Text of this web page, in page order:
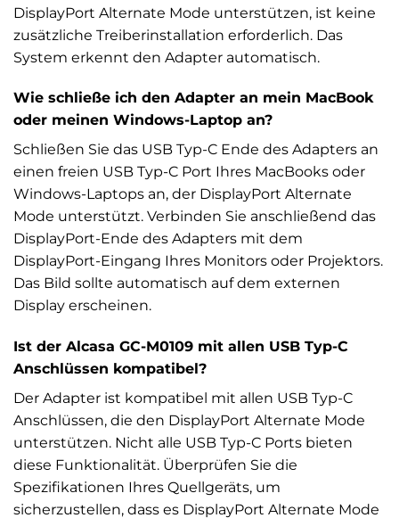
DisplayPort Alternate Mode unterstützen, ist keine
zusätzliche Treiberinstallation erforderlich. Das
System erkennt den Adapter automatisch.
Wie schließe ich den Adapter an mein MacBook
oder meinen Windows-Laptop an?
Schließen Sie das USB Typ-C Ende des Adapters an
einen freien USB Typ-C Port Ihres MacBooks oder
Windows-Laptops an, der DisplayPort Alternate
Mode unterstützt. Verbinden Sie anschließend das
DisplayPort-Ende des Adapters mit dem
DisplayPort-Eingang Ihres Monitors oder Projektors.
Das Bild sollte automatisch auf dem externen
Display erscheinen.
Ist der Alcasa GC-M0109 mit allen USB Typ-C
Anschlüssen kompatibel?
Der Adapter ist kompatibel mit allen USB Typ-C
Anschlüssen, die den DisplayPort Alternate Mode
unterstützen. Nicht alle USB Typ-C Ports bieten
diese Funktionalität. Überprüfen Sie die
Spezifikationen Ihres Quellgeräts, um
sicherzustellen, dass es DisplayPort Alternate Mode